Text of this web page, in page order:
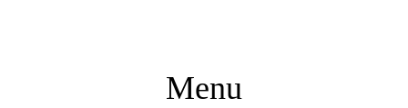
Menu